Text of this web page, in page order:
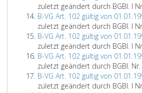
zuletzt geändert durch BGBl. I
B-VG Art. 102 gültig von
zuletzt geändert durch BGBl. I
B-VG Art. 102 gültig von
zuletzt geändert durch BGBl. I
B-VG Art. 102 gültig von
zuletzt geändert durch BGBl.
B-VG Art. 102 gültig von
zuletzt geändert durch BGBl. I